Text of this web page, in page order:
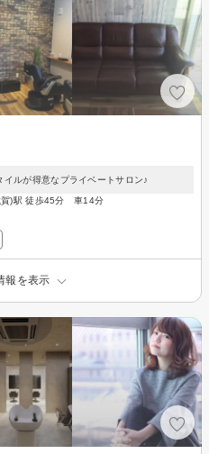
イルが得意なプライベートサロン♪
賀)駅 徒歩45分 車14分
報を表示